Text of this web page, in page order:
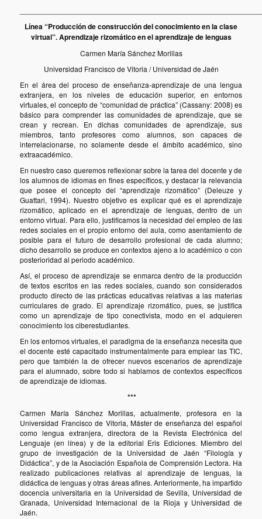
Línea “Producción de construcción del conocimiento en la clase
virtual”.Aprendizaje rizomático en el aprendizaje de lenguas
Carmen María Sánchez Morillas
Universidad Francisco de Vitoria / Universidad de Jaén
En el área del proceso de enseñanza-aprendizaje de una lengua
extranjera, en los niveles de educación superior, en entornos
virtuales, el concepto de “comunidad de práctica” (Cassany: 2008) es
básico para comprender las comunidades de aprendizaje, que se
crean y recrean. En dichas comunidades de aprendizaje, sus
miembros, tanto profesores como alumnos, son capaces de
interrelacionarse, no solamente desde el ámbito académico, sino
extraacadémico.
En nuestro caso queremos reflexionar sobre la tarea del docente y de
los alumnos de idiomas en fines específicos, y destacar la relevancia
que posee el concepto del “aprendizaje rizomático” (Deleuze y
Guattari, 1994). Nuestro objetivo es explicar qué es el aprendizaje
rizomático, aplicado en el aprendizaje de lenguas, dentro de un
entorno virtual. Para ello, justificamos la necesidad del empleo de las
redes sociales en el propio entorno del aula, como asentamiento de
posible para el futuro de desarrollo profesional de cada alumno;
dicho desarrollo se produce en contextos ajeno a lo académico o con
posterioridad al periodo académico.
Así, el proceso de aprendizaje se enmarca dentro de la producción
de textos escritos en las redes sociales, cuando son considerados
producto directo de las prácticas educativas relativas a las materias
curriculares de grado. El aprendizaje rizomático, pues, se justifica
como un aprendizaje de tipo conectivista, modo en el adquieren
conocimiento los ciberestudiantes.
En los entornos virtuales, el paradigma de la enseñanza necesita que
el docente esté capacitado instrumentalmente para emplear las TIC,
pero que también la de ofrecer nuevos escenarios de aprendizaje
para el alumnado, sobre todo si hablamos de contextos específicos
de aprendizaje de idiomas.
***
Carmen María Sánchez Morillas, actualmente, profesora en la
Universidad Francisco de Vitoria, Máster de enseñanza del español
como lengua extranjera, directora de la Revista Electrónica del
Lenguaje (en línea) y de la editorial Eris Ediciones. Miembro del
grupo de investigación de la Universidad de Jaén “Filología y
Didáctica”, y de la Asociación Española de Comprensión Lectora. Ha
realizado publicaciones relativas al aprendizaje de lenguas, la
didáctica de lenguas y otras áreas afines. Anteriormente, ha impartido
docencia universitaria en la Universidad de Sevilla, Universidad de
Granada, Universidad Internacional de la Rioja y Universidad de
Jaén.